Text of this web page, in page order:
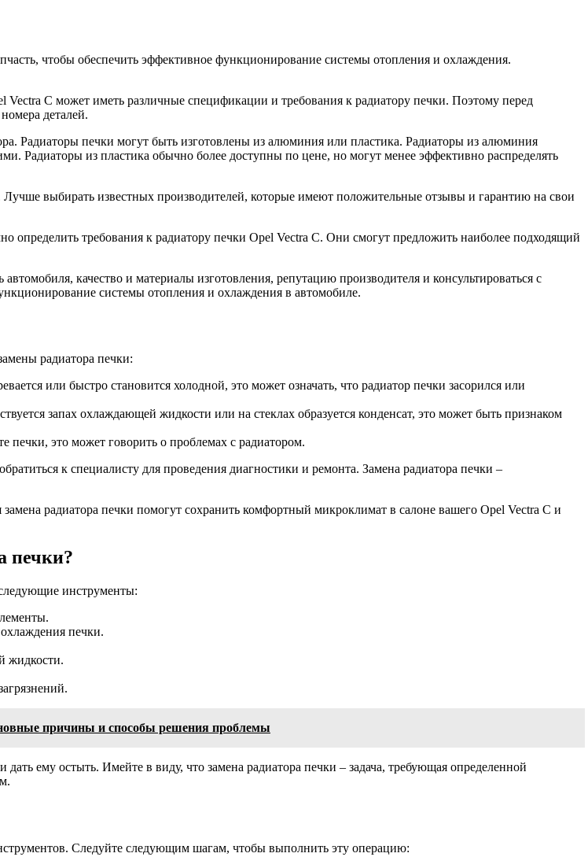
чтобы обеспечить эффективное функционирование системы отопления и охлаждения.
C может иметь различные спецификации и требования к радиатору печки. Поэтому перед
деталей.
Радиаторы печки могут быть изготовлены из алюминия или пластика. Радиаторы из алюминия
Радиаторы из пластика обычно более доступны по цене, но могут менее эффективно распределять
выбирать известных производителей, которые имеют положительные отзывы и гарантию на свои
определить требования к радиатору печки Opel Vectra C. Они смогут предложить наиболее подходящий
качество и материалы изготовления, репутацию производителя и консультироваться с
системы отопления и охлаждения в автомобиле.
радиатора печки:
или быстро становится холодной, это может означать, что радиатор печки засорился или
запах охлаждающей жидкости или на стеклах образуется конденсат, это может быть признаком
печки, это может говорить о проблемах с радиатором.
к специалисту для проведения диагностики и ремонта. Замена радиатора печки –
радиатора печки помогут сохранить комфортный микроклимат в салоне вашего Opel Vectra C и
печки?
инструменты:
печки.
жидкости.
причины и способы решения проблемы
ему остыть. Имейте в виду, что замена радиатора печки – задача, требующая определенной
Следуйте следующим шагам, чтобы выполнить эту операцию: